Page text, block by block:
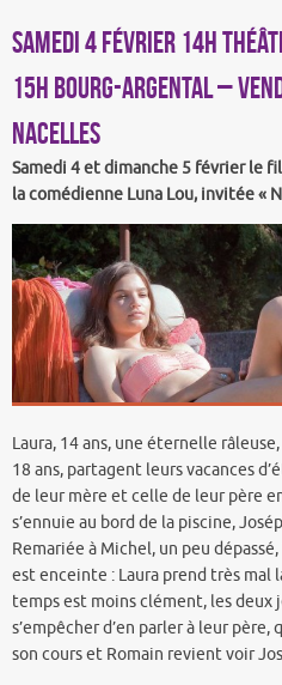
SAMEDI 4 FÉVRIER 14h
15h BOURG-ARGENTAL –
NACELLES
Samedi 4 et dimanche 5 février le
la comédienne Luna Lou, invitée «
Laura, 14 ans, une éternelle
18 ans, partagent leurs vacances
de leur mère et celle de leur père
s’ennuie au bord de la piscine,
Remariée à Michel, un peu
est enceinte : Laura prend très mal
temps est moins clément, les deux
s’empêcher d’en parler à leur père,
son cours et Romain revient voir